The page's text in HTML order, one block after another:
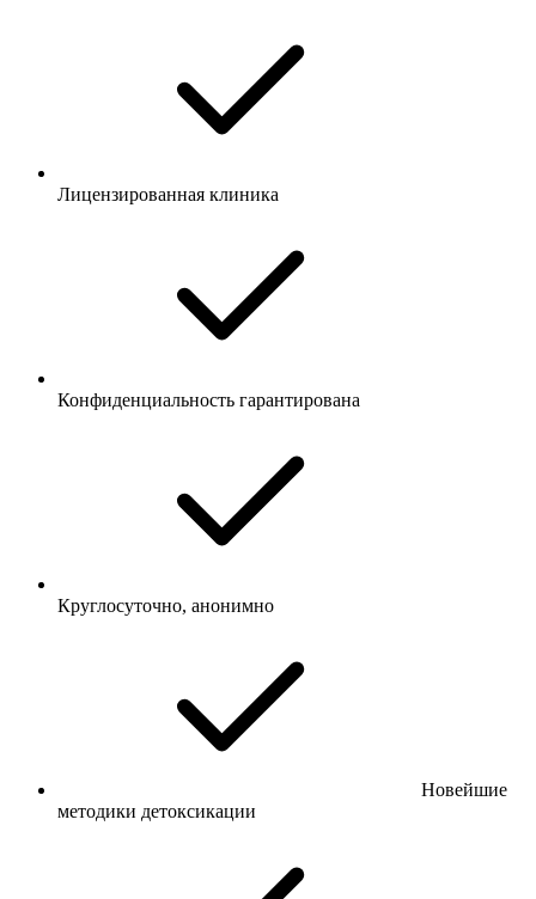
Лицензированная клиника
Конфиденциальность гарантирована
Круглосуточно, анонимно
Новейшие
методики детоксикации